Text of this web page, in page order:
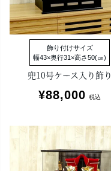
飾り付けサイズ
幅43×奥行31×高さ50(㎝)
兜10号ケース入り飾り
¥88,000 税込